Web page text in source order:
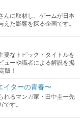
んに取材し、ゲームが日本
た影響を探る企画です。
要なトピック・タイトルを
ューや識者による解説を掲
版！
イターの青春〜
れるマンガ家・田中圭一先
す。